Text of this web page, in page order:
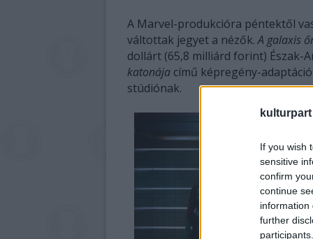
kulturpart
If you wish
sensitive
confirm
continue
information
further
A Marvel-produkcióra péntektől
váltottak jegyet a nézők.A galaxis
dollárt (65,8 milliárd forint) Észak-
katonája című képregény-
stúdiónak.